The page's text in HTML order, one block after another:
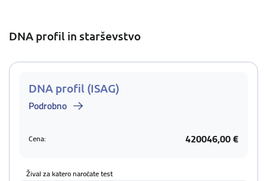
DNA profil in starševstvo
DNA profil (ISAG)
Podrobno
Cena: 420046,00 €
Žival za katero naročate test